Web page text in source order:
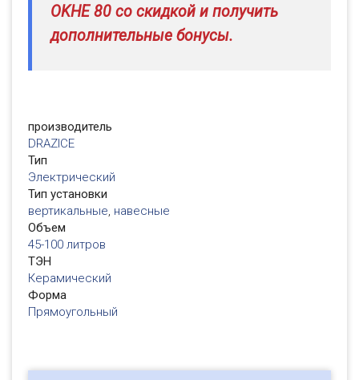
OKHE 80 со скидкой и получить
дополнительные бонусы.
производитель
DRAZICE
Тип
Электрический
Тип установки
вертикальные, навесные
Объем
45-100 литров
ТЭН
Керамический
Форма
Прямоугольный